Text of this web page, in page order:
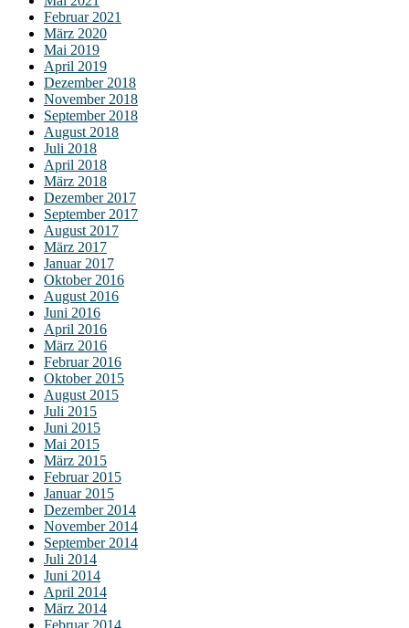
Februar 2021
März 2020
Mai 2019
April 2019
Dezember 2018
November 2018
September 2018
August 2018
Juli 2018
April 2018
März 2018
Dezember 2017
September 2017
August 2017
März 2017
Januar 2017
Oktober 2016
August 2016
Juni 2016
April 2016
März 2016
Februar 2016
Oktober 2015
August 2015
Juli 2015
Juni 2015
Mai 2015
März 2015
Februar 2015
Januar 2015
Dezember 2014
November 2014
September 2014
Juli 2014
Juni 2014
April 2014
März 2014
Februar 2014